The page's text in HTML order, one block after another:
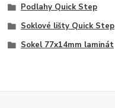
Podlahy Quick Step
Soklové lišty Quick Step
Sokel 77x14mm laminát